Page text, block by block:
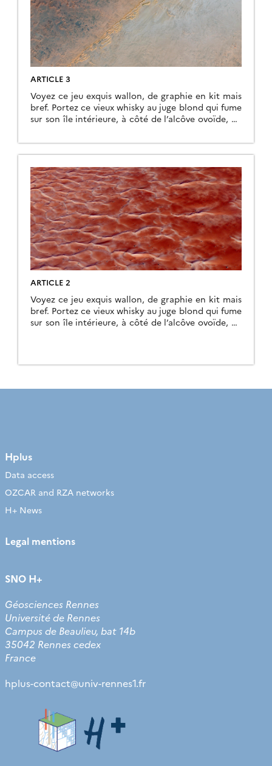
ARTICLE 3
Voyez ce jeu exquis wallon, de graphie en kit mais
bref. Portez ce vieux whisky au juge blond qui fume
sur son île intérieure, à côté de l’alcôve ovoïde, où
permet de penser à la cænogenèse de l’être dont il
est question dans la cause ambiguë […]
ARTICLE 2
Voyez ce jeu exquis wallon, de graphie en kit mais
bref. Portez ce vieux whisky au juge blond qui fume
sur son île intérieure, à côté de l’alcôve ovoïde, où
Hplus
Data access
OZCAR and RZA networks
H+ News
Legal mentions
SNO H+
Géosciences Rennes
Université de Rennes
Campus de Beaulieu, bat 14b
35042 Rennes cedex
France
hplus-contact@univ-rennes1.fr